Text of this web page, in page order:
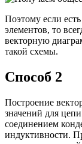
Поэтому если
элементов, то
векторную
такой схемы.
Способ 2
Построение
значений для
соединением
индуктивности.